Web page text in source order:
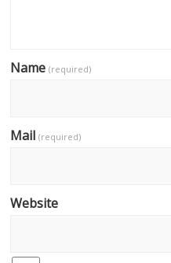
Name(required)
Mail(required)
Website